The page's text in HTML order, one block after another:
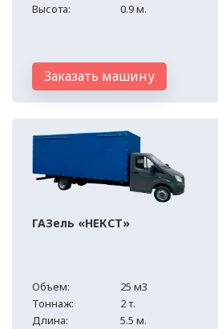
Высота:
0.9 м.
Заказать машину
ГАЗель «НЕКСТ»
Объем:
25 м3
Тоннаж:
2 т.
Длина:
5.5 м.